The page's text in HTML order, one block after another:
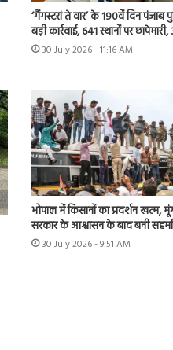
‘गैंगस्टरां ते वार’ के 190वें दिन पंजाब
बड़ी कार्रवाई, 641 स्थानों पर
30 July 2026 - 11:16 AM
भोपाल में किसानों का प्रदर्शन खत्म,
सरकार के आश्वासन के बाद बनी
30 July 2026 - 9:51 AM